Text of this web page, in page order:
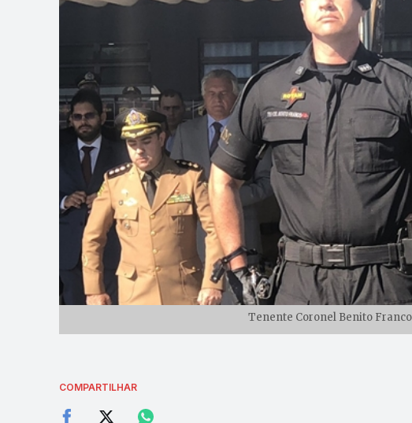
Tenente Coronel Benito
COMPARTILHAR